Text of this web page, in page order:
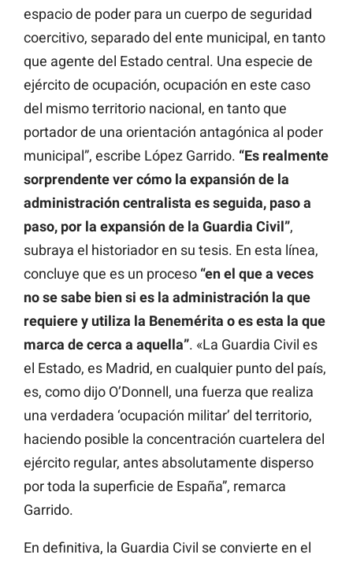
espacio de poder para un cuerpo de seguridad
coercitivo, separado del ente municipal, en tanto
que agente del Estado central. Una especie de
ejército de ocupación, ocupación en este caso
del mismo territorio nacional, en tanto que
portador de una orientación antagónica al poder
municipal”, escribe López Garrido. “Es realmente
sorprendente ver cómo la expansión de la
administración centralista es seguida, paso a
paso, por la expansión de la Guardia Civil”,
subraya el historiador en su tesis. En esta línea,
concluye que es un proceso “en el que a veces
no se sabe bien si es la administración la que
requiere y utiliza la Benemérita o es esta la que
marca de cerca a aquella”. «La Guardia Civil es
el Estado, es Madrid, en cualquier punto del país,
es, como dijo O’Donnell, una fuerza que realiza
una verdadera ‘ocupación militar’ del territorio,
haciendo posible la concentración cuartelera del
ejército regular, antes absolutamente disperso
por toda la superficie de España”, remarca
Garrido.
En definitiva, la Guardia Civil se convierte en el